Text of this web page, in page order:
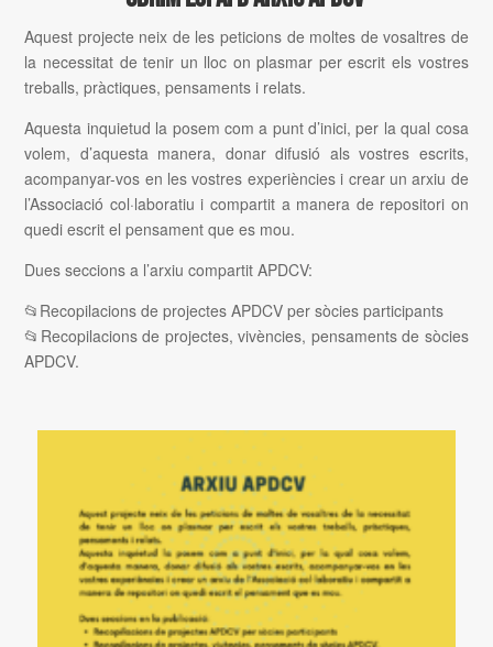
Aquest projecte neix de les peticions de moltes de vosaltres de
la necessitat de tenir un lloc on plasmar per escrit els vostres
treballs, pràctiques, pensaments i relats.
Aquesta inquietud la posem com a punt d’inici, per la qual cosa
volem, d’aquesta manera, donar difusió als vostres escrits,
acompanyar-vos en les vostres experiències i crear un arxiu de
l’Associació col·laboratiu i compartit a manera de repositori on
quedi escrit el pensament que es mou.
Dues seccions a l’arxiu compartit APDCV:
📂Recopilacions de projectes APDCV per sòcies participants
📂Recopilacions de projectes, vivències, pensaments de sòcies
APDCV.